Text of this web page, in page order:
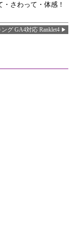
さわって・体感！
グ GA4対応 Ranklet4